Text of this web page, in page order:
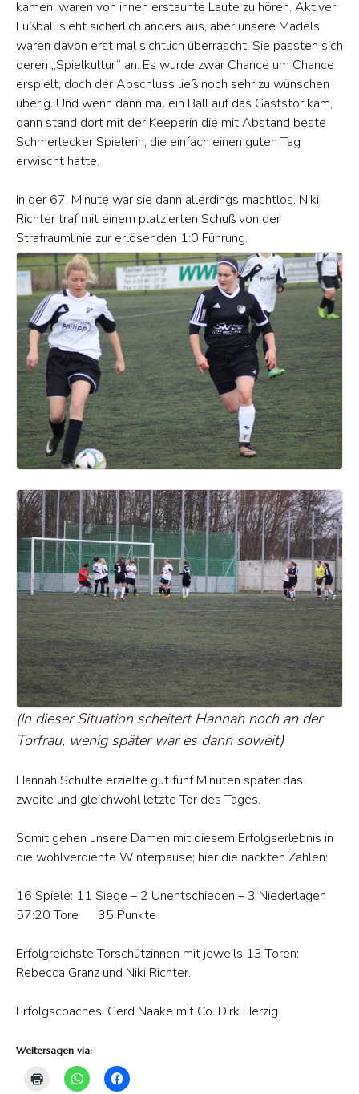
kamen, waren von ihnen erstaunte Laute zu hören. Aktiver
Fußball sieht sicherlich anders aus, aber unsere Mädels
waren davon erst mal sichtlich überrascht. Sie passten sich
deren „Spielkultur“ an. Es wurde zwar Chance um Chance
erspielt, doch der Abschluss ließ noch sehr zu wünschen
überig. Und wenn dann mal ein Ball auf das Gäststor kam,
dann stand dort mit der Keeperin die mit Abstand beste
Schmerlecker Spielerin, die einfach einen guten Tag
erwischt hatte.
In der 67. Minute war sie dann allerdings machtlos. Niki
Richter traf mit einem platzierten Schuß von der
Strafraumlinie zur erlösenden 1:0 Führung.
(In dieser Situation scheitert Hannah noch an der
Torfrau, wenig später war es dann soweit)
Hannah Schulte erzielte gut fünf Minuten später das
zweite und gleichwohl letzte Tor des Tages.
Somit gehen unsere Damen mit diesem Erfolgserlebnis in
die wohlverdiente Winterpause; hier die nackten Zahlen:
16 Spiele: 11 Siege – 2 Unentschieden – 3 Niederlagen
57:20 Tore 35 Punkte
Erfolgreichste Torschützinnen mit jeweils 13 Toren:
Rebecca Granz und Niki Richter.
Erfolgscoaches: Gerd Naake mit Co. Dirk Herzig
Weitersagen via: